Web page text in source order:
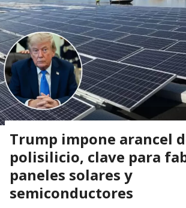
Trump impone arancel
polisilicio, clave para
paneles solares y
semiconductores